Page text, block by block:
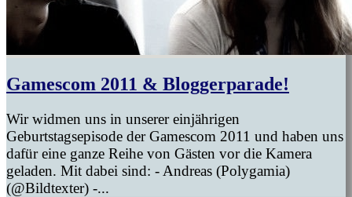
Gamescom 2011 & Bloggerparade!
Wir widmen uns in unserer einjährigen
Geburtstagsepisode der Gamescom 2011 und haben uns
dafür eine ganze Reihe von Gästen vor die Kamera
geladen. Mit dabei sind: - Andreas (Polygamia)
(@Bildtexter) -...